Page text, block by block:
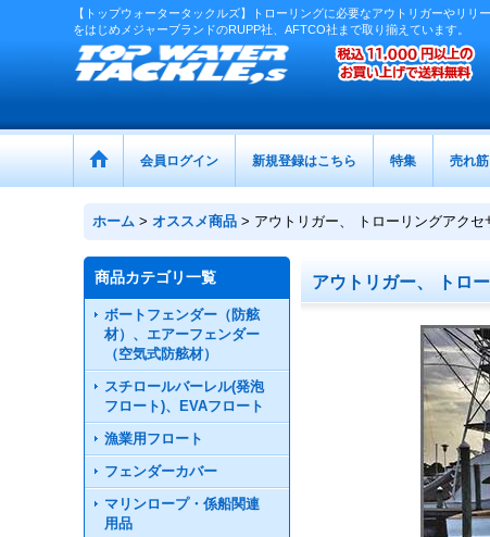
【トップウォータータックルズ】トローリングに必要なアウトリガーやリ
をはじめメジャーブランドのRUPP社、AFTCO社まで取り揃えています。
会員ログイン 新規登録はこちら 特集 売れ
ホーム > オススメ商品 > アウトリガー、 トローリングアクセ
商品カテゴリ一覧
ボートフェンダー（防舷
材）、エアーフェンダー
（空気式防舷材）
スチロールバーレル(発泡
フロート)、EVAフロート
漁業用フロート
フェンダーカバー
マリンロープ・係船関連
用品
アウトリガー、 トロ